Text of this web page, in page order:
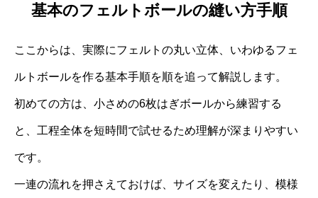
基本のフェルトボールの縫い方手順
ここからは、実際にフェルトの丸い立体、いわゆるフェ
ルトボールを作る基本手順を順を追って解説します。
初めての方は、小さめの6枚はぎボールから練習する
と、工程全体を短時間で試せるため理解が深まりやすい
です。
一連の流れを押さえておけば、サイズを変えたり、模様